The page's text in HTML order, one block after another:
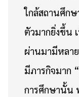
ใกล้สถานศึก
ตัวมากยิ่งขึ้น
ผ่านมามีหลาย
มีภารกิจมาก
การศึกษานั้น